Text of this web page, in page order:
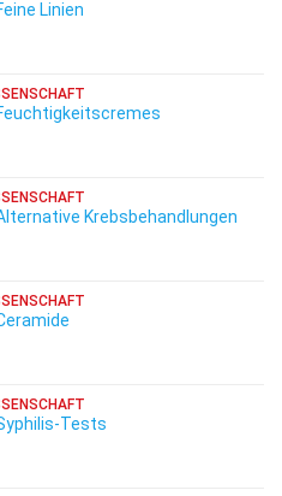
Linien
Krebsbehandlungen
Tests